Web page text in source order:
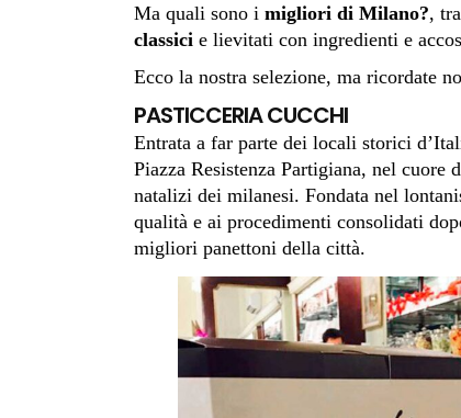
Ma quali sono i migliori di Milano?, tra
classici e lievitati con ingredienti e
Ecco la nostra selezione, ma ricordate
PASTICCERIA CUCCHI
Entrata a far parte dei locali storici
Piazza Resistenza Partigiana, nel
natalizi dei milanesi. Fondata nel
qualità e ai procedimenti consolidati
migliori panettoni della città.